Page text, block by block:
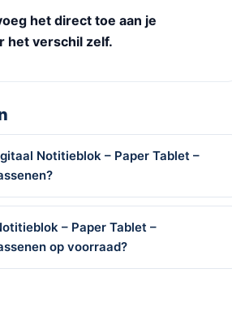
het direct toe aan je
het verschil zelf.
Notitieblok – Paper Tablet –
– Paper Tablet –
op voorraad?